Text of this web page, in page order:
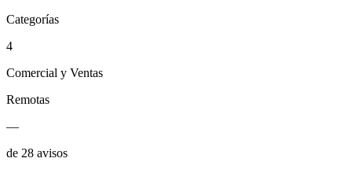
Categorías
4
Comercial y Ventas
Remotas
—
de 28 avisos